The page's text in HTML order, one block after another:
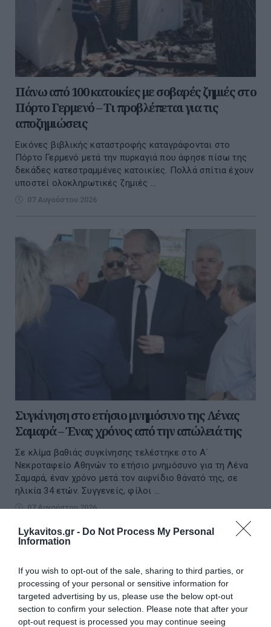
Lykavitos.gr - Do Not Process My Personal
Information
If you wish to opt-out of the sale, sharing to third parties, or
processing of your personal or sensitive information for
targeted advertising by us, please use the below opt-out
section to confirm your selection. Please note that after your
opt-out request is processed you may continue seeing
Πάνω από 100 κατοικίες με σοβαρές ζημιές στο
Πόρτο Γερμενό – Τι προβλέπεται για τις
αποζημιώσεις
Εικόνες βιβλικής καταστροφής καταγράφονται στο
Πόρτο Γερμενό μετά την πυρκαγιά που άφησε πίσω της
δεκάδες κατεστραμμένες κατοικίες. Πολλά σπίτια έχουν
υποστεί ολοκληρωτικές ζημιές ...
07 Αυγούστου 2026
Συγκίνηση στο ετήσιο μνημόσυνο της Λένας
Σαμαρά – Ένας χρόνος από την απώλειά της
Σε κλίμα βαθιάς συγκίνησης τελέστηκε στο Α΄
Νεκροταφείο Αθηνών το ετήσιο μνημόσυνο για τη Λένα
Σαμαρά, έναν χρόνο μετά τον αιφνίδιο θάνατό της, σε
ηλικία 34 ετών. Συγγενείς, φίλοι ...
07 Αυγούστου 2026